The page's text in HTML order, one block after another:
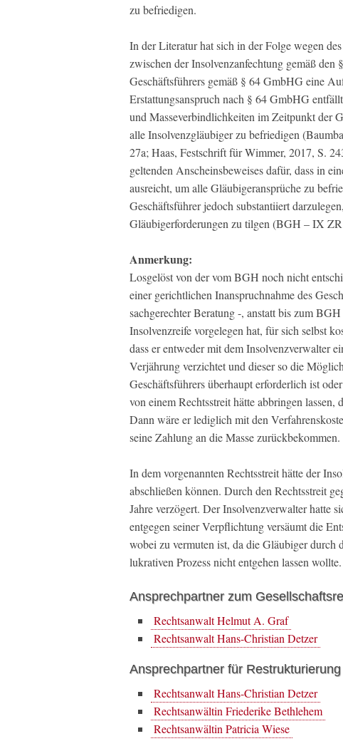
zu befriedigen.
In der Literatur hat sich in der Folge wegen
zwischen der Insolvenzanfechtung gemäß den
Geschäftsführers gemäß § 64 GmbHG eine
Erstattungsanspruch nach § 64 GmbHG
und Masseverbindlichkeiten im Zeitpunkt der
alle Insolvenzgläubiger zu befriedigen
27a; Haas, Festschrift für Wimmer, 2017, S.
geltenden Anscheinsbeweises dafür, dass in
ausreicht, um alle Gläubigeransprüche zu
Geschäftsführer jedoch substantiiert
Gläubigerforderungen zu tilgen (BGH – IX
Anmerkung:
Losgelöst von der vom BGH noch nicht
einer gerichtlichen Inanspruchnahme des
sachgerechter Beratung -, anstatt bis zum
Insolvenzreife vorgelegen hat, für sich selbst
dass er entweder mit dem Insolvenzverwalter
Verjährung verzichtet und dieser so die
Geschäftsführers überhaupt erforderlich ist
von einem Rechtsstreit hätte abbringen
Dann wäre er lediglich mit den
seine Zahlung an die Masse zurückbekommen.
In dem vorgenannten Rechtsstreit hätte der
abschließen können. Durch den Rechtsstreit
Jahre verzögert. Der Insolvenzverwalter hatte
entgegen seiner Verpflichtung versäumt die
wobei zu vermuten ist, da die Gläubiger durch
lukrativen Prozess nicht entgehen lassen wollte.
Ansprechpartner zum
Rechtsanwalt Helmut A. Graf
Rechtsanwalt Hans-Christian Detzer
Ansprechpartner für
Rechtsanwalt Hans-Christian Detzer
Rechtsanwältin Friederike Bethlehem
Rechtsanwältin Patricia Wiese